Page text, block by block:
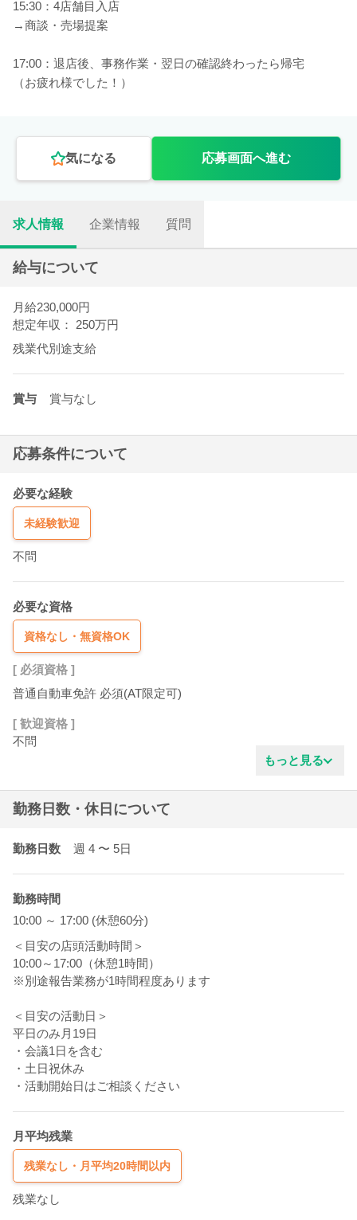
15:30：4店舗目入店
→商談・売場提案
17:00：退店後、事務作業・翌日の確認終わったら帰宅
（お疲れ様でした！）
気になる 応募画面へ進む
求人情報 企業情報 質問
給与について
月給230,000円
想定年収： 250万円
残業代別途支給
賞与 賞与なし
応募条件について
必要な経験
未経験歓迎
不問
必要な資格
資格なし・無資格OK
[ 必須資格 ]
普通自動車免許 必須(AT限定可)
[ 歓迎資格 ]
不問
もっと見る
勤務日数・休日について
勤務日数 週 4 〜 5日
勤務時間
10:00 ～ 17:00 (休憩60分)
＜目安の店頭活動時間＞
10:00～17:00（休憩1時間）
※別途報告業務が1時間程度あります
＜目安の活動日＞
平日のみ月19日
・会議1日を含む
・土日祝休み
・活動開始日はご相談ください
月平均残業
残業なし・月平均20時間以内
残業なし